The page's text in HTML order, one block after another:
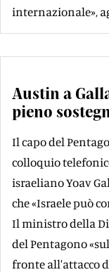
internazionale»,
Austin a
pieno
Il capo del
colloquio
israeliano Yoav
che «Israele può
Il ministro della
del Pentagono
fronte all'attacco